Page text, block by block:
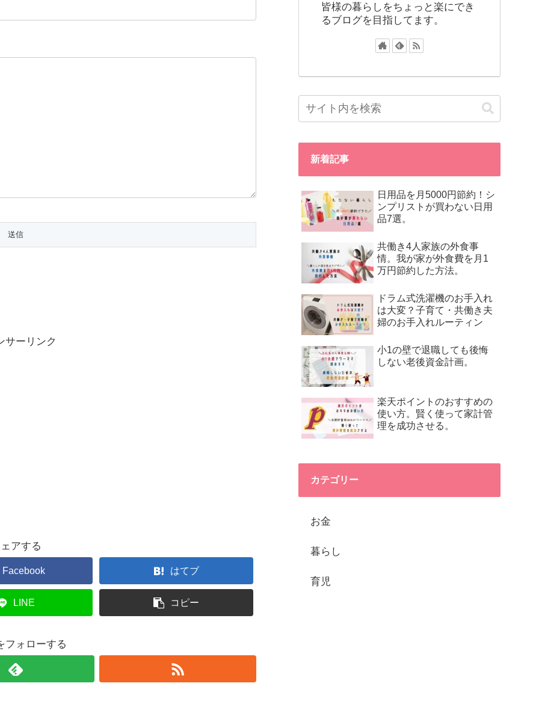
サーリンク
アする
Facebook はてブ
LINE コピー
フォローする
皆様の暮らしをちょっと楽にでき
るブログを目指してます。
新着記事
日用品を月5000円節約！シ
ンプリストが買わない日用
品7選。
共働き4人家族の外食事
情。我が家が外食費を月1
万円節約した方法。
ドラム式洗濯機のお手入れ
は大変？子育て・共働き夫
婦のお手入れルーティン
小1の壁で退職しても後悔
しない老後資金計画。
楽天ポイントのおすすめの
使い方。賢く使って家計管
理を成功させる。
カテゴリー
お金
暮らし
育児